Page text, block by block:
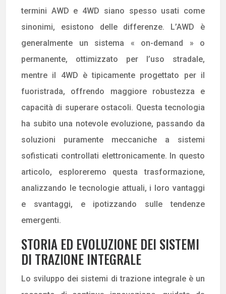
termini AWD e 4WD siano spesso usati come
sinonimi, esistono delle differenze. L’AWD è
generalmente un sistema « on-demand » o
permanente, ottimizzato per l’uso stradale,
mentre il 4WD è tipicamente progettato per il
fuoristrada, offrendo maggiore robustezza e
capacità di superare ostacoli. Questa tecnologia
ha subito una notevole evoluzione, passando da
soluzioni puramente meccaniche a sistemi
sofisticati controllati elettronicamente. In questo
articolo, esploreremo questa trasformazione,
analizzando le tecnologie attuali, i loro vantaggi
e svantaggi, e ipotizzando sulle tendenze
emergenti.
STORIA ED EVOLUZIONE DEI SISTEMI
DI TRAZIONE INTEGRALE
Lo sviluppo dei sistemi di trazione integrale è un